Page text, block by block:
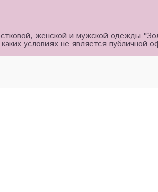
женской и мужской одежды
условиях не является